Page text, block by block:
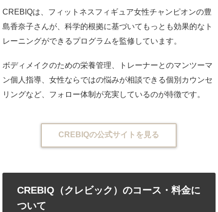
CREBIQは、フィットネスフィギュア女性チャンピオンの豊
島香奈子さんが、科学的根拠に基づいてもっとも効果的なト
レーニングができるプログラムを監修しています。
ボディメイクのための栄養管理、トレーナーとのマンツーマ
ン個人指導、女性ならではの悩みが相談できる個別カウンセ
リングなど、フォロー体制が充実しているのが特徴です。
CREBIQの公式サイトを見る
CREBIQ（クレビック）のコース・料金に
ついて